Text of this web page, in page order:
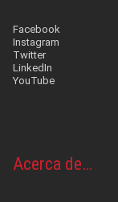
Facebook
Instagram
Twitter
LinkedIn
YouTube
Acerca de…